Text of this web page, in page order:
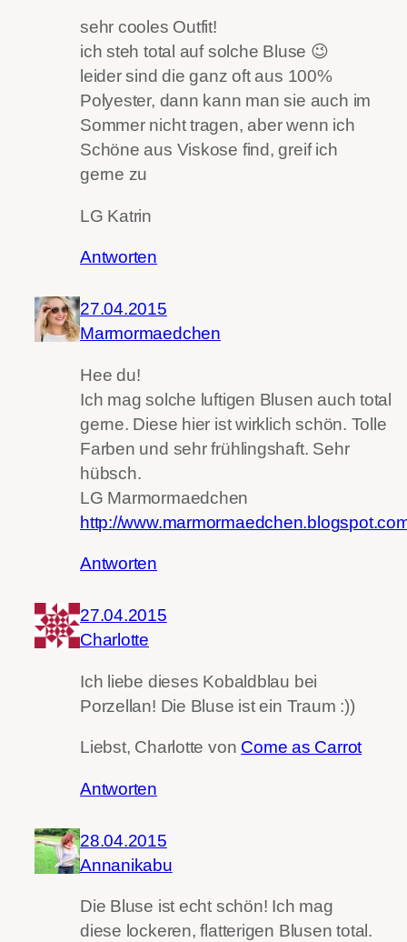
sehr cooles Outfit!
ich steh total auf solche Bluse 😉
leider sind die ganz oft aus 100%
Polyester, dann kann man sie auch im
Sommer nicht tragen, aber wenn ich
Schöne aus Viskose find, greif ich
gerne zu
LG Katrin
Antworten
27.04.2015
Marmormaedchen
Hee du!
Ich mag solche luftigen Blusen auch total
gerne. Diese hier ist wirklich schön. Tolle
Farben und sehr frühlingshaft. Sehr
hübsch.
LG Marmormaedchen
http://
Antworten
27.04.2015
Charlotte
Ich liebe dieses Kobaldblau bei
Porzellan! Die Bluse ist ein Traum :))
Liebst, Charlotte von Come as Carrot
Antworten
28.04.2015
Annanikabu
Die Bluse ist echt schön! Ich mag
diese lockeren, flatterigen Blusen total.